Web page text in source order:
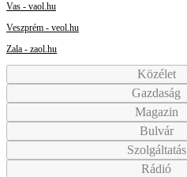
Vas - vaol.hu
Veszprém - veol.hu
Zala - zaol.hu
Közélet
Gazdaság
Magazin
Bulvár
Szolgáltatás
Rádió